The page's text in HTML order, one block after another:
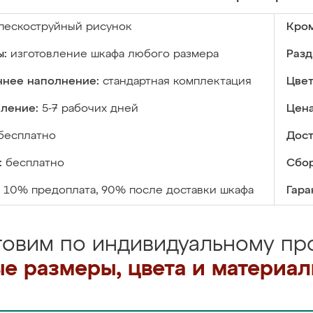
рисунок
изготовление шкафа любого размера
наполнение: стандартная комплектация
5-7 рабочих дней
бесплатно
10% предоплата, 90% после доставки шкафа
по индивидуальному
размеры, цвета и